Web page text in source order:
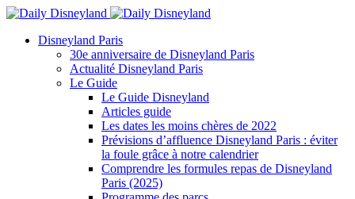
Disneyland Paris
30e anniversaire de Disneyland Paris
Actualité Disneyland Paris
Le Guide
Le Guide Disneyland
Articles guide
Les dates les moins chères de 2022
Prévisions d’affluence Disneyland Paris : éviter
la foule grâce à notre calendrier
Comprendre les formules repas de Disneyland
Paris (2025)